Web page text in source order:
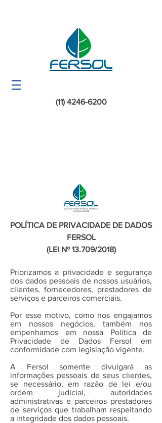
(11) 4246-6200
POLÍTICA DE PRIVACIDADE DE DADOS
FERSOL
(LEI Nº 13.709/2018)
Priorizamos a privacidade e segurança
dos dados pessoais de nossos usuários,
clientes, fornecedores, prestadores de
serviços e parceiros comerciais.
Por esse motivo, como nos engajamos
em nossos negócios, também nos
empenhamos em nossa Política de
Privacidade de Dados Fersol em
conformidade com legislação vigente.
A Fersol somente divulgará as
informações pessoais de seus clientes,
se necessário, em razão de lei e/ou
ordem judicial, autoridades
administrativas e parceiros prestadores
de serviços que trabalham respeitando
a integridade dos dados pessoais.